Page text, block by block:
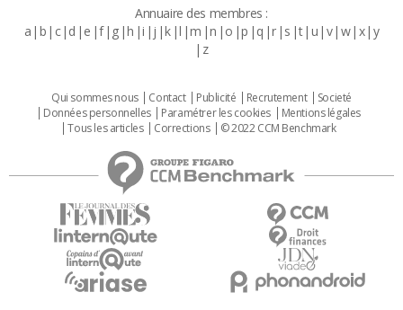
Annuaire des membres :
a b c d e f g h i j k l m n o p q r s t u v w x y
z
Qui sommes nous Contact Publicité Recrutement
Societé
Données personnelles
Paramétrer les cookies
Mentions légales
Tous les articles
Corrections © 2022 CCM Benchmark